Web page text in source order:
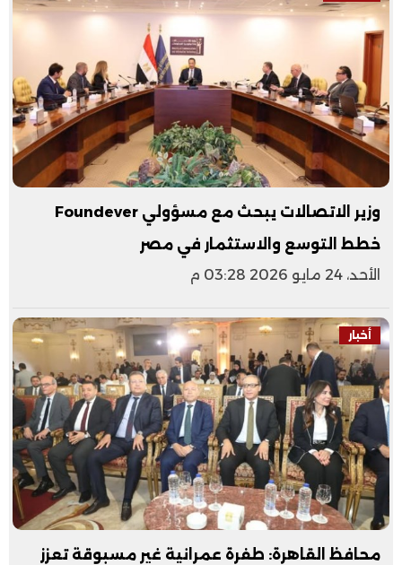
وزير الاتصالات يبحث مع مسؤولي Foundever
خطط التوسع والاستثمار في مصر
الأحد، 24 مايو 2026 03:28 م
أخبار
محافظ القاهرة: طفرة عمرانية غير مسبوقة تعزز